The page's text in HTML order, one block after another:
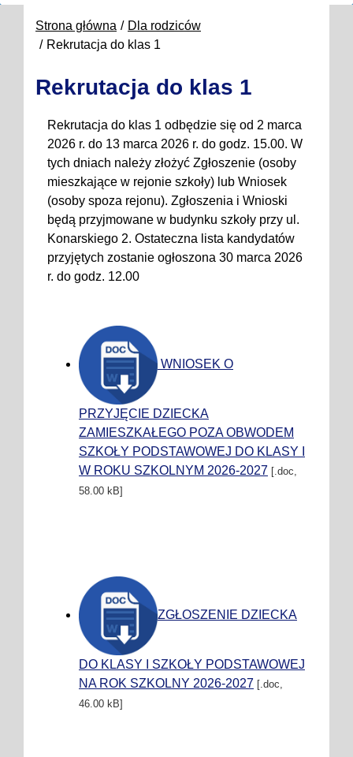
Strona główna
Dla rodziców
Rekrutacja do klas 1
Rekrutacja do klas 1
Rekrutacja do klas 1 odbędzie się od 2 marca
2026 r. do 13 marca 2026 r. do godz. 15.00. W
tych dniach należy złożyć Zgłoszenie (osoby
mieszkające w rejonie szkoły) lub Wniosek
(osoby spoza rejonu). Zgłoszenia i Wnioski
będą przyjmowane w budynku szkoły przy ul.
Konarskiego 2. Ostateczna lista kandydatów
przyjętych zostanie ogłoszona 30 marca 2026
r. do godz. 12.00
WNIOSEK O
PRZYJĘCIE DZIECKA
ZAMIESZKAŁEGO POZA OBWODEM
SZKOŁY PODSTAWOWEJ DO KLASY I
W ROKU SZKOLNYM 2026-2027 [.doc,
58.00 kB]
ZGŁOSZENIE DZIECKA
DO KLASY I SZKOŁY PODSTAWOWEJ
NA ROK SZKOLNY 2026-2027 [.doc,
46.00 kB]